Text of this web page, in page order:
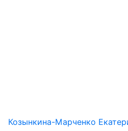
Козынкина-Марченко